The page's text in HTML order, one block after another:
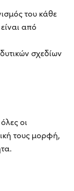
του κάθε
από
σχεδίων
οι
τους μορφή,